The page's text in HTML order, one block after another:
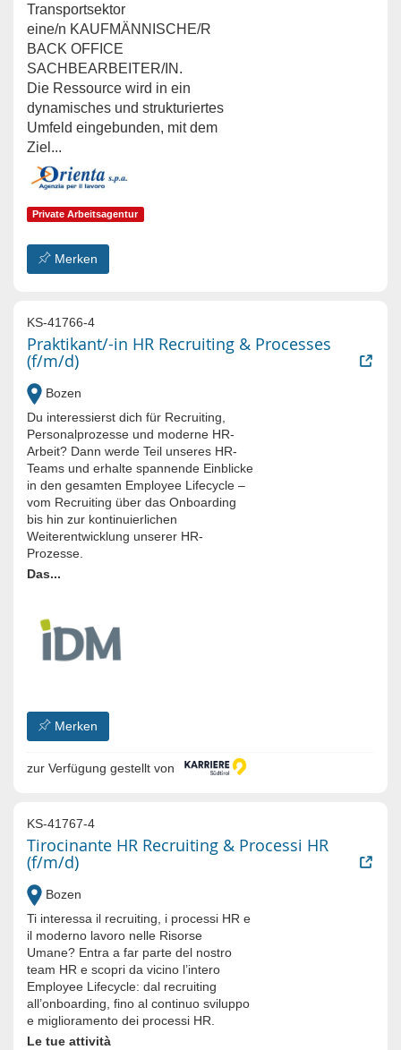
Transportsektor
eine/n KAUFMÄNNISCHE/R
BACK OFFICE
SACHBEARBEITER/IN.
Die Ressource wird in ein
dynamisches und strukturiertes
Umfeld eingebunden, mit dem
Ziel...
Private Arbeitsagentur
Merken
KS-41766-4
Praktikant/-in HR Recruiting & Processes
(f/m/d)
Bozen
Du interessierst dich für Recruiting,
Personalprozesse und moderne HR-
Arbeit? Dann werde Teil unseres HR-
Teams und erhalte spannende Einblicke
in den gesamten Employee Lifecycle –
vom Recruiting über das Onboarding
bis hin zur kontinuierlichen
Weiterentwicklung unserer HR-
Prozesse.
Das...
Merken
zur Verfügung gestellt von
KS-41767-4
Tirocinante HR Recruiting & Processi HR
(f/m/d)
Bozen
Ti interessa il recruiting, i processi HR e
il moderno lavoro nelle Risorse
Umane? Entra a far parte del nostro
team HR e scopri da vicino l’intero
Employee Lifecycle: dal recruiting
all’onboarding, fino al continuo sviluppo
e miglioramento dei processi HR.
Le tue attività